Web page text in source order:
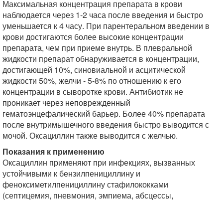
Максимальная концентрация препарата в крови
наблюдается через 1-2 часа после введения и быстро
уменьшается к 4 часу. При парентеральном введении в
крови достигаются более высокие концентрации
препарата, чем при приеме внутрь. В плевральной
жидкости препарат обнаруживается в концентрации,
достигающей 10%, синовиальной и асцитической
жидкости 50%, желчи - 5-8% по отношению к его
концентрации в сыворотке крови. Антибиотик не
проникает через неповрежденный
гематоэнцефалический барьер. Более 40% препарата
после внутримышечного введения быстро выводится с
мочой. Оксациллин также выводится с желчью.
Показания к применению
Оксациллин применяют при инфекциях, вызванных
устойчивыми к бензилпенициллину и
феноксиметилпенициллину стафилококками
(септицемия, пневмония, эмпиема, абсцессы,